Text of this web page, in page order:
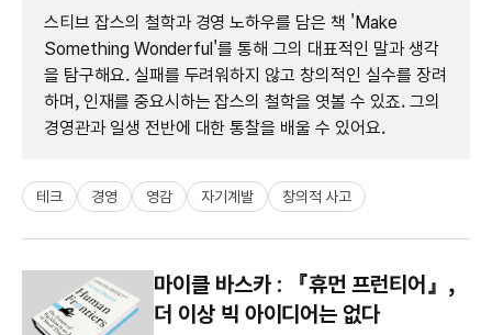
스티브 잡스의 철학과 경영 노하우를 담은 책 'Make
Something Wonderful'를 통해 그의 대표적인 말과 생각
을 탐구해요. 실패를 두려워하지 않고 창의적인 실수를 장려
하며, 인재를 중요시하는 잡스의 철학을 엿볼 수 있죠. 그의
경영관과 일생 전반에 대한 통찰을 배울 수 있어요.
테크 경영 영감 자기계발 창의적 사고
마이클 바스카 : 『휴먼 프런티어』,
더 이상 빅 아이디어는 없다